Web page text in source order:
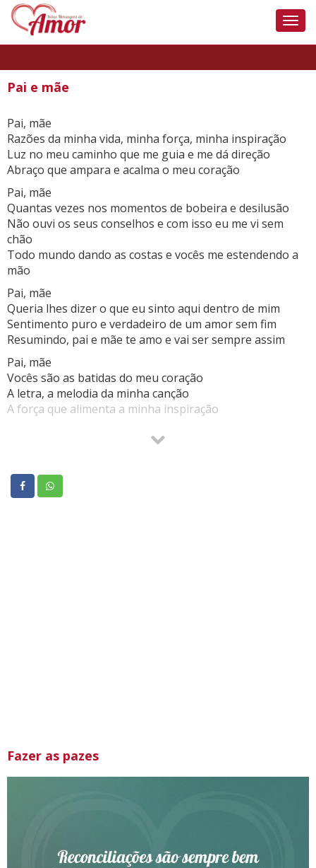
Pai e mãe
Pai, mãe
Razões da minha vida, minha força, minha inspiração
Luz no meu caminho que me guia e me dá direção
Abraço que ampara e acalma o meu coração
Pai, mãe
Quantas vezes nos momentos de bobeira e desilusão
Não ouvi os seus conselhos e com isso eu me vi sem
chão
Todo mundo dando as costas e vocês me estendendo a
mão
Pai, mãe
Queria lhes dizer o que eu sinto aqui dentro de mim
Sentimento puro e verdadeiro de um amor sem fim
Resumindo, pai e mãe te amo e vai ser sempre assim
Pai, mãe
Vocês são as batidas do meu coração
A letra, a melodia da minha canção
A força que alimenta a minha inspiração
Com vocês eu já sorri e chorei de emoção
Por amor é que eu faço essa declaração
Fazer as pazes